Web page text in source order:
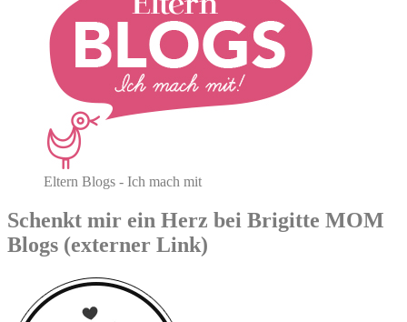
Eltern Blogs - Ich mach mit
Schenkt mir ein Herz bei Brigitte MOM
Blogs (externer Link)